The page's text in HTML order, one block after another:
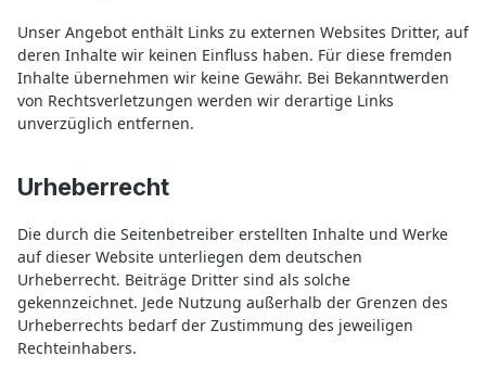
Unser Angebot enthält Links zu externen Websites Dritter, auf
deren Inhalte wir keinen Einfluss haben. Für diese fremden
Inhalte übernehmen wir keine Gewähr. Bei Bekanntwerden
von Rechtsverletzungen werden wir derartige Links
unverzüglich entfernen.
Urheberrecht
Die durch die Seitenbetreiber erstellten Inhalte und Werke
auf dieser Website unterliegen dem deutschen
Urheberrecht. Beiträge Dritter sind als solche
gekennzeichnet. Jede Nutzung außerhalb der Grenzen des
Urheberrechts bedarf der Zustimmung des jeweiligen
Rechteinhabers.